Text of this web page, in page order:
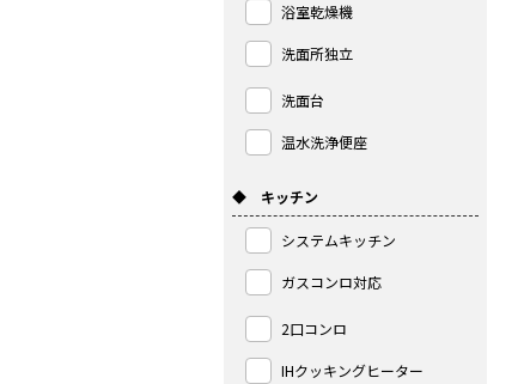
浴室乾燥機
洗面所独立
洗面台
温水洗浄便座
◆ キッチン
システムキッチン
ガスコンロ対応
2口コンロ
IHクッキングヒーター